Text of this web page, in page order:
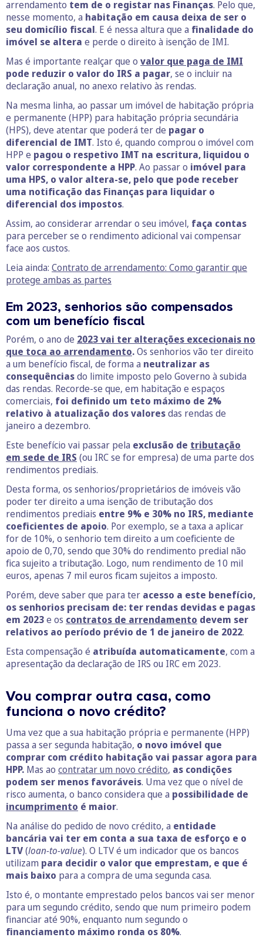
arrendamento tem de o registar nas Finanças. Pelo que,
nesse momento, a habitação em causa deixa de ser o
seu domicílio fiscal. E é nessa altura que a finalidade do
imóvel se altera e perde o direito à isenção de IMI.
Mas é importante realçar que o valor que paga de IMI
pode reduzir o valor do IRS a pagar, se o incluir na
declaração anual, no anexo relativo às rendas.
Na mesma linha, ao passar um imóvel de habitação própria
e permanente (HPP) para habitação própria secundária
(HPS), deve atentar que poderá ter de pagar o
diferencial de IMT. Isto é, quando comprou o imóvel com
HPP e pagou o respetivo IMT na escritura, liquidou o
valor correspondente a HPP. Ao passar o imóvel para
uma HPS, o valor altera-se, pelo que pode receber
uma notificação das Finanças para liquidar o
diferencial dos impostos.
Assim, ao considerar arrendar o seu imóvel, faça contas
para perceber se o rendimento adicional vai compensar
face aos custos.
Leia ainda: Contrato de arrendamento: Como garantir que
protege ambas as partes
Em 2023, senhorios são compensados
com um benefício fiscal
Porém, o ano de 2023 vai ter alterações excecionais no
que toca ao arrendamento.Os senhorios vão ter direito
a um benefício fiscal, de forma a neutralizar as
consequênciasdo limite imposto pelo Governo à subida
das rendas. Recorde-se que, em habitação e espaços
comerciais, foi definido um teto máximo de 2%
relativo à atualização dos valoresdas rendas de
janeiro a dezembro.
Este benefício vai passar pela exclusão de tributação
em sede de IRS (ou IRC se for empresa) de uma parte dos
rendimentos prediais.
Desta forma, os senhorios/proprietários de imóveis vão
poder ter direito a uma isenção de tributação dos
rendimentos prediais entre 9% e 30% no IRS, mediante
coeficientes de apoio. Por exemplo, se a taxa a aplicar
for de 10%, o senhorio tem direito a um coeficiente de
apoio de 0,70, sendo que 30% do rendimento predial não
fica sujeito a tributação. Logo, num rendimento de 10 mil
euros, apenas 7 mil euros ficam sujeitos a imposto.
Porém, deve saber que para ter acesso a este benefício,
os senhorios precisam de: ter rendas devidas e pagas
em 2023e os contratos de arrendamento devem ser
relativos ao período prévio de 1 de janeiro de 2022.
Esta compensação é atribuída automaticamente, com a
apresentação da declaração de IRS ou IRC em 2023.
Vou comprar outra casa, como
funciona o novo crédito?
Uma vez que a sua habitação própria e permanente (HPP)
passa a ser segunda habitação, o novo imóvel que
comprar com crédito habitação vai passar agora para
HPP. Mas ao contratar um novo crédito, as condições
podem ser menos favoráveis. Uma vez que o nível de
risco aumenta, o banco considera que a possibilidade de
incumprimento é maior.
Na análise do pedido de novo crédito, a entidade
bancária vai ter em conta a sua taxa de esforço e o
LTV(loan-to-value). O LTV é um indicador que os bancos
utilizam para decidir o valor que emprestam, e que é
mais baixo para a compra de uma segunda casa.
Isto é, o montante emprestado pelos bancos vai ser menor
para um segundo crédito, sendo que num primeiro podem
financiar até 90%, enquanto num segundo o
financiamento máximo ronda os 80%.